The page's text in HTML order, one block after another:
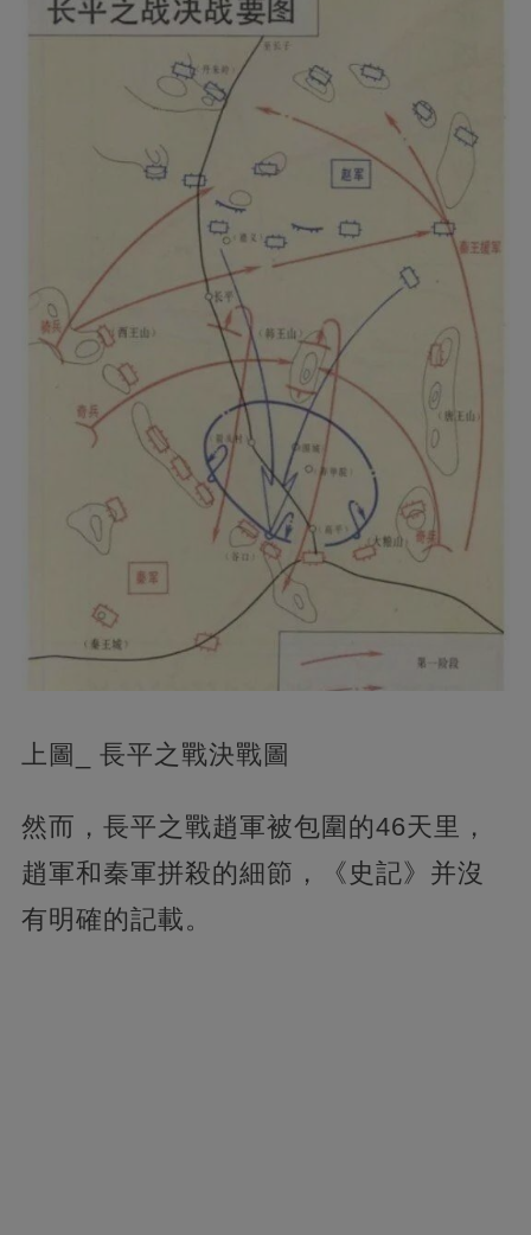
上圖_ 長平之戰決戰圖
然而，長平之戰趙軍被包圍的46天里，
趙軍和秦軍拼殺的細節，《史記》并沒
有明確的記載。